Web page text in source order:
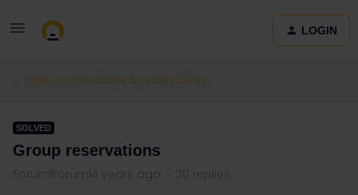
LOGIN
Train connections & reservations
SOLVED
Group reservations
Forum|Forum|4 years ago 20 replies